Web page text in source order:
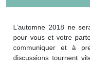
L’automne 2018 ne
pour vous et votre
communiquer et à
discussions tournent